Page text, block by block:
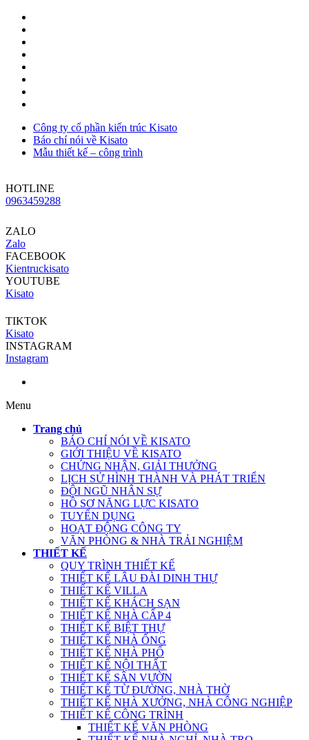
Công ty cổ phần kiến trúc Kisato
Báo chí nói về Kisato
Mẫu thiết kế – công trình
HOTLINE
0963459288
ZALO
Zalo
FACEBOOK
Kientruckisato
YOUTUBE
Kisato
TIKTOK
Kisato
INSTAGRAM
Instagram
Menu
Trang chủ
BÁO CHÍ NÓI VỀ KISATO
GIỚI THIỆU VỀ KISATO
CHỨNG NHẬN, GIẢI THƯỞNG
LỊCH SỬ HÌNH THÀNH VÀ PHÁT TRIỂN
ĐỘI NGŨ NHÂN SỰ
HỒ SƠ NĂNG LỰC KISATO
TUYỂN DỤNG
HOẠT ĐỘNG CÔNG TY
VĂN PHÒNG & NHÀ TRẢI NGHIỆM
THIẾT KẾ
QUY TRÌNH THIẾT KẾ
THIẾT KẾ LÂU ĐÀI DINH THỰ
THIẾT KẾ VILLA
THIẾT KẾ KHÁCH SẠN
THIẾT KẾ NHÀ CẤP 4
THIẾT KẾ BIỆT THỰ
THIẾT KẾ NHÀ ỐNG
THIẾT KẾ NHÀ PHỐ
THIẾT KẾ NỘI THẤT
THIẾT KẾ SÂN VƯỜN
THIẾT KẾ TỪ ĐƯỜNG, NHÀ THỜ
THIẾT KẾ NHÀ XƯỞNG, NHÀ CÔNG NGHIỆP
THIẾT KẾ CÔNG TRÌNH
THIẾT KẾ VĂN PHÒNG